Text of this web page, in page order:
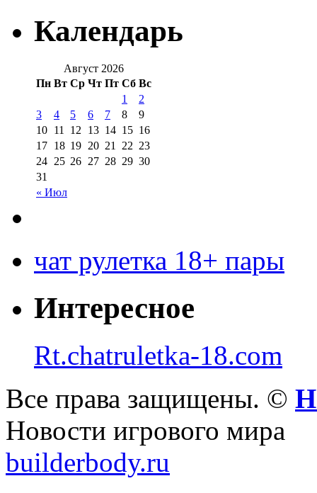
Календарь
Август 2026
Пн Вт Ср Чт Пт Сб Вс
« Июл
1
2
3
4 5 6 7 8
9
10 11 12 13 14 15 16
17 18 19 20 21 22 23
24 25 26 27 28 29 30
31
чат рулетка 18+ пары
Интересное
Rt.chatruletka-18.com
Все права защищены. ©
Новости игрового мира
builderbody.ru